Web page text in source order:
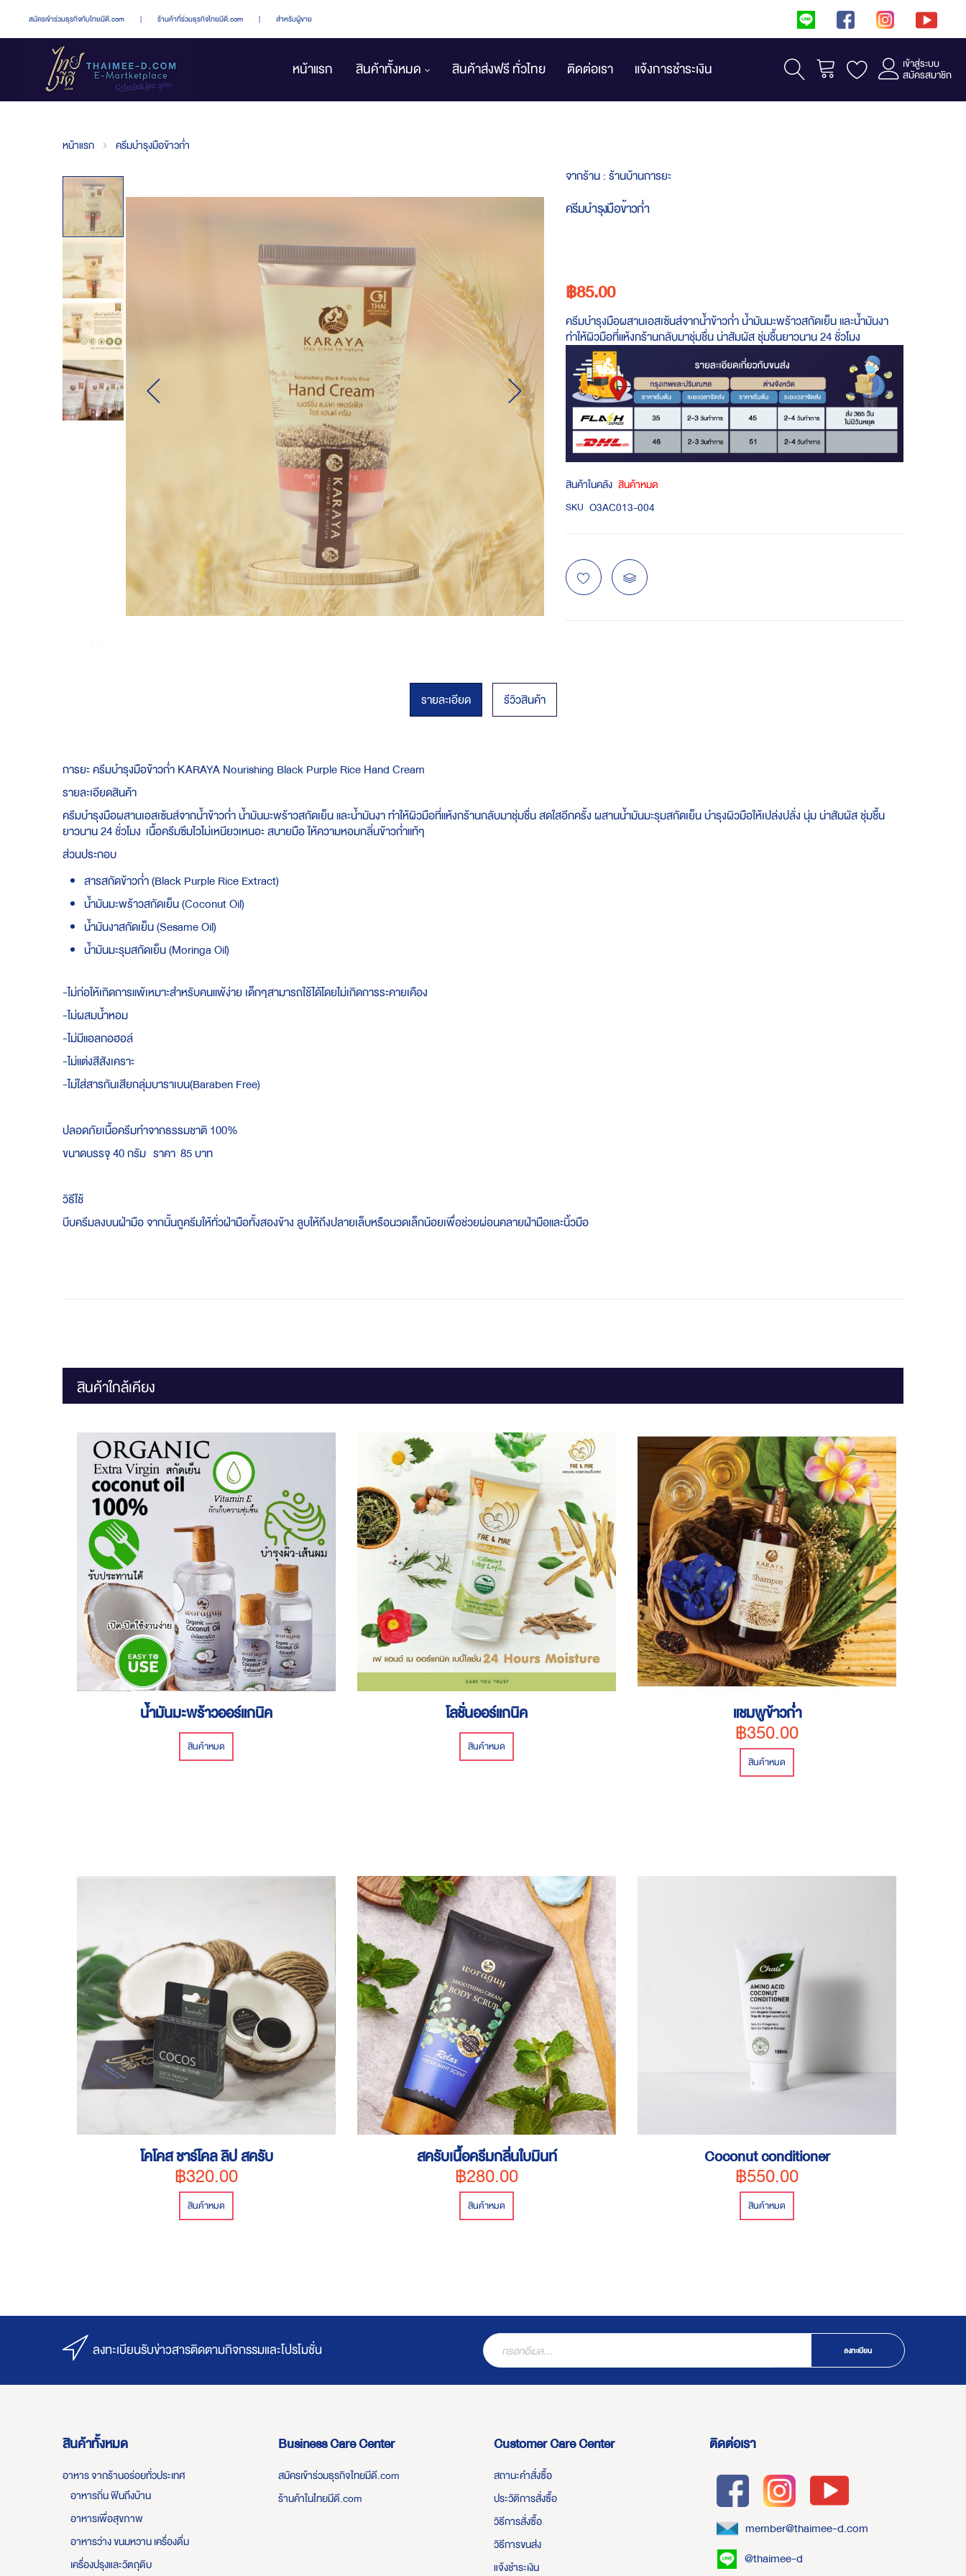
สมัครเข้าร่วมธุรกิจกับไทยมีดี.com | ร้านค้าที่ร่วมธุรกิจไทยมีดี.com | สำหรับผู้ขาย
หน้าแรก สินค้าทั้งหมด สินค้าส่งฟรี ทั่วไทย ติดต่อเรา แจ้งการชำระเงิน รถเข็น เข้าสู่ระบบ
สมัครสมาชิก
หน้าแรก ครีมบำรุงมือข้าวก่ำ
Skip
the
of
images
gallery
gallery
จากร้าน :ร้านบ้านการยะ
ครีมบำรุงมือข้าวก่ำ
฿85.00
ครีมบำรุงมือผสานเอสเซ้นส์จากน้ำข้าวก่ำ น้ำมันมะพร้าวสกัดเย็น และน้ำมันงา
ทำให้ผิวมือที่แห้งกร้านกลับมาชุ่มชื่น น่าสัมผัส ชุ่มชื้นยาวนาน 24 ชั่วโมง
สินค้าในคลัง สินค้าหมด
SKU O3AC013-004
รายละเอียด
การยะ ครีมบำรุงมือข้าวก่ำ KARAYA Nourishing Black Purple Rice Hand Cream
รายละเอียดสินค้า
ครีมบำรุงมือผสานเอสเซ้นส์จากน้ำข้าวก่ำ น้ำมันมะพร้าวสกัดเย็น และน้ำมันงา ทำให้ผิวมือที่แห้งกร้านกลับมาชุ่มชื่น สดใสอีกครั้ง ผสานน้ำมันมะรุมสกัดเย็น บำรุงผิวมือให้เปล่งปลั่ง นุ่ม น่าสัมผัส ชุ่มชื้น
ยาวนาน 24 ชั่วโมง เนื้อครีมซึมไวไม่เหนียวเหนอะ​ สบายมือ​ ให้ความหอมกลิ่นข้าวก่ำแท้ๆ​
ส่วนประกอบ
สารสกัดข้าวก่ำ (Black Purple Rice Extract)
น้ำมันมะพร้าวสกัดเย็น (Coconut Oil)
น้ำมันงาสกัดเย็น (Sesame Oil)
น้ำมันมะรุมสกัดเย็น (Moringa Oil)
-ไม่ก่อให้เกิดการแพ้เหมาะสำหรับคนแพ้ง่า​ย​ เด็กๆสามารถ​ใช้ได้โดยไม่เกิดการระคายเคือง
-ไม่ผสมน้ำหอม
-ไม่มีแอลกอฮอล์
-ไม่แต่งสีสังเคราะ
-ไม่ใส่สารกันเสียกลุ่มบาราเบน(Baraben Free)​
ปลอดภัยเนื้อครีมทำจากธรรมชาติ​ 100%
ขนาด​บรรจุ​ 40​ กรัม ราคา 85 บาท
วิธีใช้
บีบครีมลงบนฝ่ามือ จากนั้นถูครีมให้ทั่วฝ่ามือทั้งสองข้าง ลูบให้ถึงปลายเล็บหรือนวดเล็กน้อยเพื่อช่วยผ่อนคลายฝ่ามือและนิ้วมือ
รีวิวสินค้า
สินค้าใกล้เคียง
น้ำมันมะพร้าวออร์แกนิค
สินค้าหมด
โลชั่นออร์แกนิค
สินค้าหมด
แชมพูข้าวก่ำ
฿350.00
สินค้าหมด
โคโคส ชาร์โคล ลิป สครับ
฿320.00
สินค้าหมด
สครับเนื้อครีมกลิ่นใบมินท์
฿280.00
สินค้าหมด
Coconut conditioner
฿550.00
สินค้าหมด
ลงทะเบียนรับข่าวสารติดตามกิจกรรมและโปรโมชั่น ลงทะเบียน
สินค้าทั้งหมด
อาหาร จากร้านอร่อยทั่วประเทศ
อาหารถิ่น ฟินถึงบ้าน
อาหารเพื่อสุขภาพ
อาหารว่าง ขนมหวาน เครื่องดื่ม
เครื่องปรุงและวัตถุดิบ
Business Care Center
สมัครเข้าร่วมธุรกิจไทยมีดี.com
ร้านค้าในไทยมีดี.com
Customer Care Center
สถานะคำสั่งซื้อ
ประวัติการสั่งซื้อ
วิธีการสั่งซื้อ
วิธีการขนส่ง
แจ้งชำระเงิน
ติดต่อเรา
member@thaimee-d.com
@thaimee-d